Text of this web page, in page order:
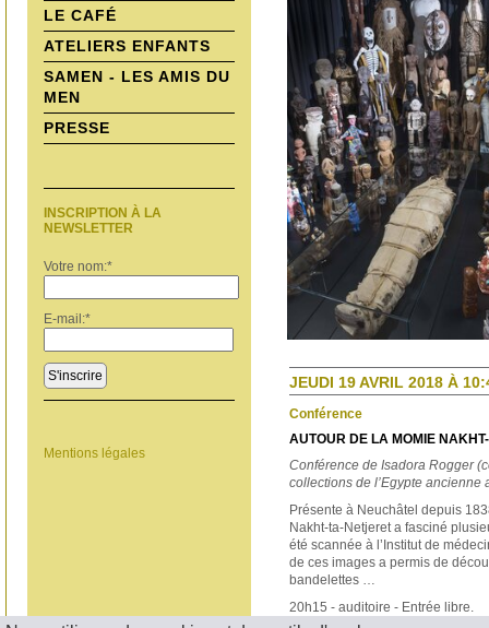
LE CAFÉ
ATELIERS ENFANTS
SAMEN - LES AMIS DU
MEN
PRESSE
INSCRIPTION À LA
NEWSLETTER
Votre nom:*
E-mail:*
S'inscrire
Mentions légales
JEUDI 19 AVRIL 2018 À
Conférence
AUTOUR DE LA MOMIE
Conférence de Isadora Rogger
collections de l’Egypte ancienne
Présente à Neuchâtel depuis
Nakht-ta-Netjeret a fasciné
été scannée à l’Institut de
de ces images a permis de
bandelettes …
20h15 - auditoire - Entrée libre.